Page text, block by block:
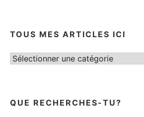
TOUS MES ARTICLES ICI
Tous
QUE RECHERCHES-TU?